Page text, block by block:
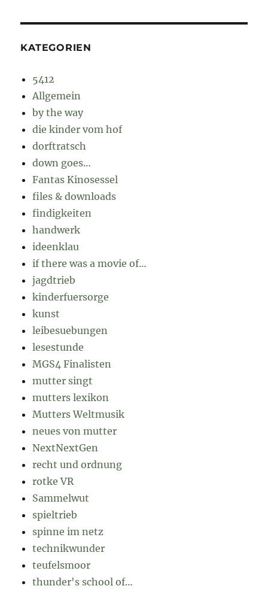
KATEGORIEN
5412
Allgemein
by the way
die kinder vom hof
dorftratsch
down goes…
Fantas Kinosessel
files & downloads
findigkeiten
handwerk
ideenklau
if there was a movie of…
jagdtrieb
kinderfuersorge
kunst
leibesuebungen
lesestunde
MGS4 Finalisten
mutter singt
mutters lexikon
Mutters Weltmusik
neues von mutter
NextNextGen
recht und ordnung
rotke VR
Sammelwut
spieltrieb
spinne im netz
technikwunder
teufelsmoor
thunder's school of…